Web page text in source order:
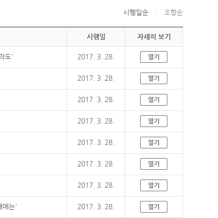
시행일순 조항순
시행일 자세히 보기
도' 2017. 3. 28. 열기
2017. 3. 28. 열기
2017. 3. 28. 열기
2017. 3. 28. 열기
2017. 3. 28. 열기
2017. 3. 28. 열기
2017. 3. 28. 열기
에는' 2017. 3. 28. 열기